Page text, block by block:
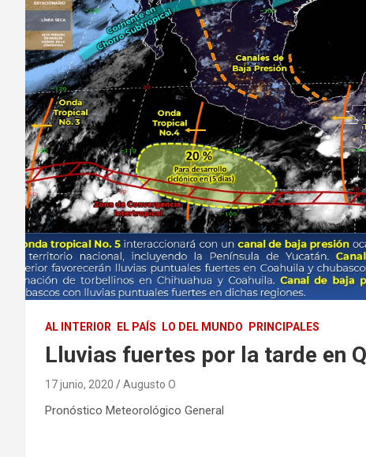
AL INTERIOR EL PAÍS LO DEL MUNDO PRINCIPALES
Lluvias fuertes por la tarde en
17 junio, 2020 Augusto O
Pronóstico Meteorológico General